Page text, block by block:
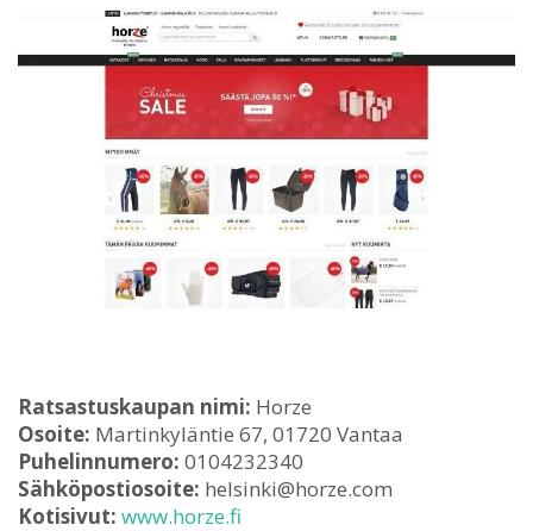
Ratsastuskaupan nimi: Horze
Osoite: Martinkyläntie 67, 01720 Vantaa
Puhelinnumero: 0104232340
Sähköpostiosoite: helsinki@horze.com
Kotisivut: www.horze.fi